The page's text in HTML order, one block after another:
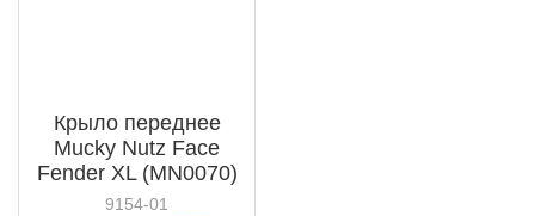
Крыло переднее
Mucky Nutz Face
Fender XL (MN0070)
9154-01